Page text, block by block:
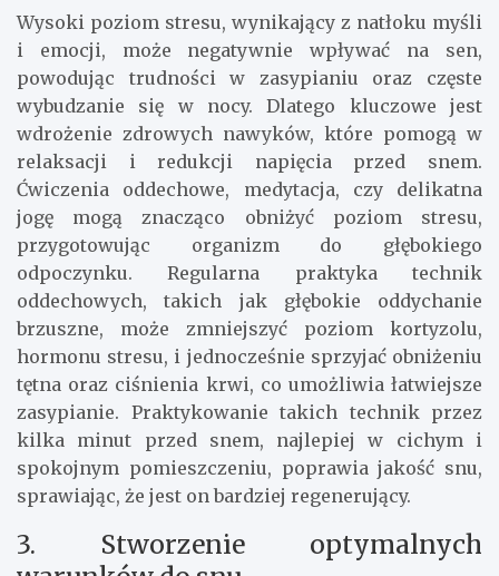
Wysoki poziom stresu, wynikający z natłoku myśli
i emocji, może negatywnie wpływać na sen,
powodując trudności w zasypianiu oraz częste
wybudzanie się w nocy. Dlatego kluczowe jest
wdrożenie zdrowych nawyków, które pomogą w
relaksacji i redukcji napięcia przed snem.
Ćwiczenia oddechowe, medytacja, czy delikatna
jogę mogą znacząco obniżyć poziom stresu,
przygotowując organizm do głębokiego
odpoczynku. Regularna praktyka technik
oddechowych, takich jak głębokie oddychanie
brzuszne, może zmniejszyć poziom kortyzolu,
hormonu stresu, i jednocześnie sprzyjać obniżeniu
tętna oraz ciśnienia krwi, co umożliwia łatwiejsze
zasypianie. Praktykowanie takich technik przez
kilka minut przed snem, najlepiej w cichym i
spokojnym pomieszczeniu, poprawia jakość snu,
sprawiając, że jest on bardziej regenerujący.
3. Stworzenie optymalnych